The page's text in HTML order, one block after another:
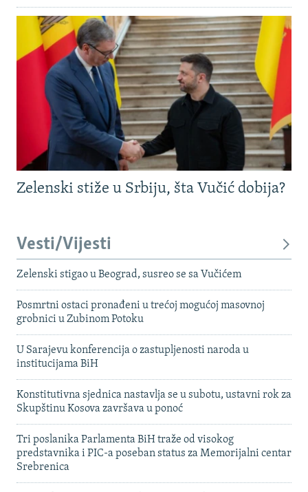
Zelenski stiže u Srbiju, šta Vučić dobija?
Vesti/Vijesti
Zelenski stigao u Beograd, susreo se sa Vučićem
Posmrtni ostaci pronađeni u trećoj mogućoj masovnoj
grobnici u Zubinom Potoku
U Sarajevu konferencija o zastupljenosti naroda u
institucijama BiH
Konstitutivna sjednica nastavlja se u subotu, ustavni rok za
Skupštinu Kosova završava u ponoć
Tri poslanika Parlamenta BiH traže od visokog
predstavnika i PIC-a poseban status za Memorijalni centar
Srebrenica